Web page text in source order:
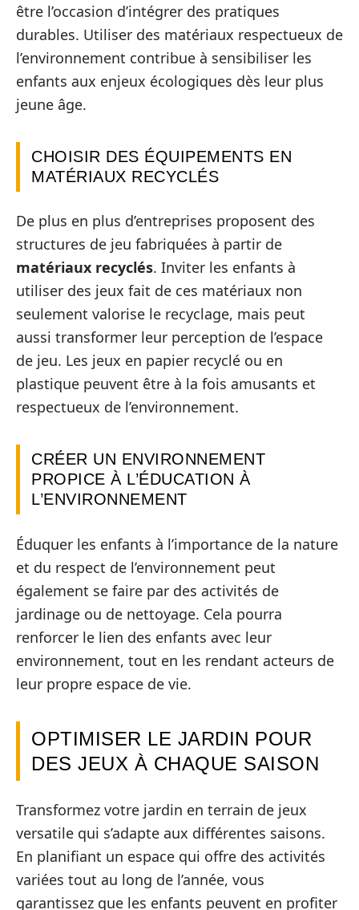
être l’occasion d’intégrer des pratiques
durables. Utiliser des matériaux respectueux de
l’environnement contribue à sensibiliser les
enfants aux enjeux écologiques dès leur plus
jeune âge.
CHOISIR DES ÉQUIPEMENTS EN
MATÉRIAUX RECYCLÉS
De plus en plus d’entreprises proposent des
structures de jeu fabriquées à partir de
matériaux recyclés. Inviter les enfants à
utiliser des jeux fait de ces matériaux non
seulement valorise le recyclage, mais peut
aussi transformer leur perception de l’espace
de jeu. Les jeux en papier recyclé ou en
plastique peuvent être à la fois amusants et
respectueux de l’environnement.
CRÉER UN ENVIRONNEMENT
PROPICE À L’ÉDUCATION À
L’ENVIRONNEMENT
Éduquer les enfants à l’importance de la nature
et du respect de l’environnement peut
également se faire par des activités de
jardinage ou de nettoyage. Cela pourra
renforcer le lien des enfants avec leur
environnement, tout en les rendant acteurs de
leur propre espace de vie.
OPTIMISER LE JARDIN POUR
DES JEUX À CHAQUE SAISON
Transformez votre jardin en terrain de jeux
versatile qui s’adapte aux différentes saisons.
En planifiant un espace qui offre des activités
variées tout au long de l’année, vous
garantissez que les enfants peuvent en profiter